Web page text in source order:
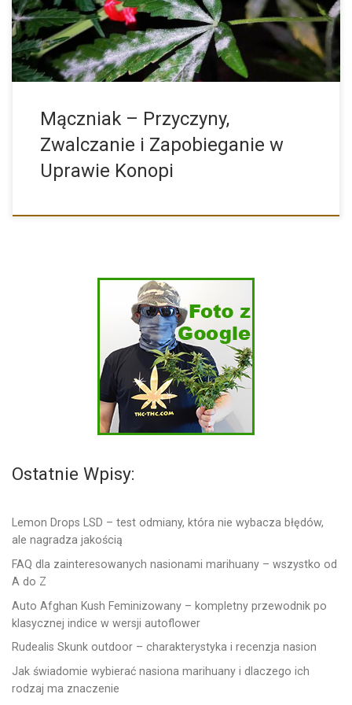
Mączniak – Przyczyny,
Zwalczanie i Zapobieganie w
Uprawie Konopi
Ostatnie Wpisy:
Lemon Drops LSD – test odmiany, która nie wybacza błędów,
ale nagradza jakością
FAQ dla zainteresowanych nasionami marihuany – wszystko od
A do Z
Auto Afghan Kush Feminizowany – kompletny przewodnik po
klasycznej indice w wersji autoflower
Rudealis Skunk outdoor – charakterystyka i recenzja nasion
Jak świadomie wybierać nasiona marihuany i dlaczego ich
rodzaj ma znaczenie